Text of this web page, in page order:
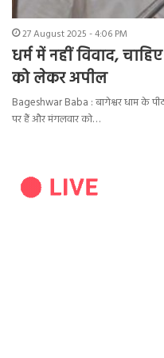
27 August 2025 - 4:06 PM
धर्म में नहीं विवाद,
को लेकर अपील
Bageshwar Baba : बागेश्वर धाम के
पर हैं और मंगलवार को…